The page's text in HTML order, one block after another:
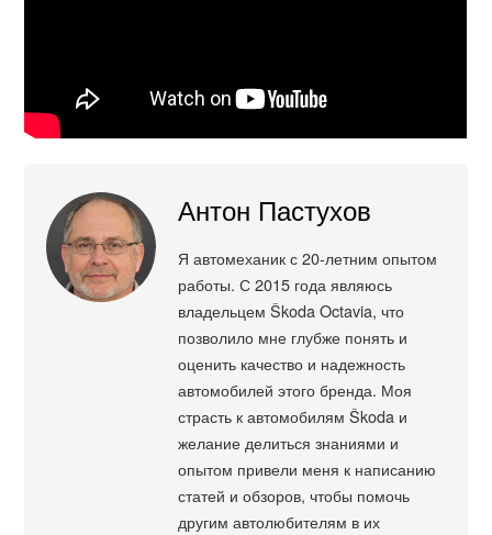
Антон Пастухов
Я автомеханик с 20-летним опытом
работы. С 2015 года являюсь
владельцем Škoda Octavia, что
позволило мне глубже понять и
оценить качество и надежность
автомобилей этого бренда. Моя
страсть к автомобилям Škoda и
желание делиться знаниями и
опытом привели меня к написанию
статей и обзоров, чтобы помочь
другим автолюбителям в их